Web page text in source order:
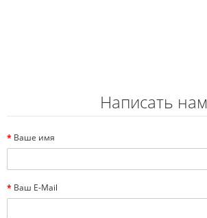
Написать нам
Ваше имя
Ваш E-Mail